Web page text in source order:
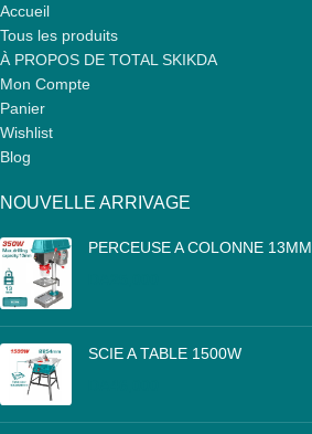
Accueil
Tous les produits
À PROPOS DE TOTAL SKIKDA
Mon Compte
Panier
Wishlist
Blog
NOUVELLE ARRIVAGE
PERCEUSE A COLONNE 13MM
SCIE A TABLE 1500W